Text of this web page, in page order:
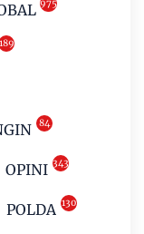
975
84
OPINI 343
POLDA 130